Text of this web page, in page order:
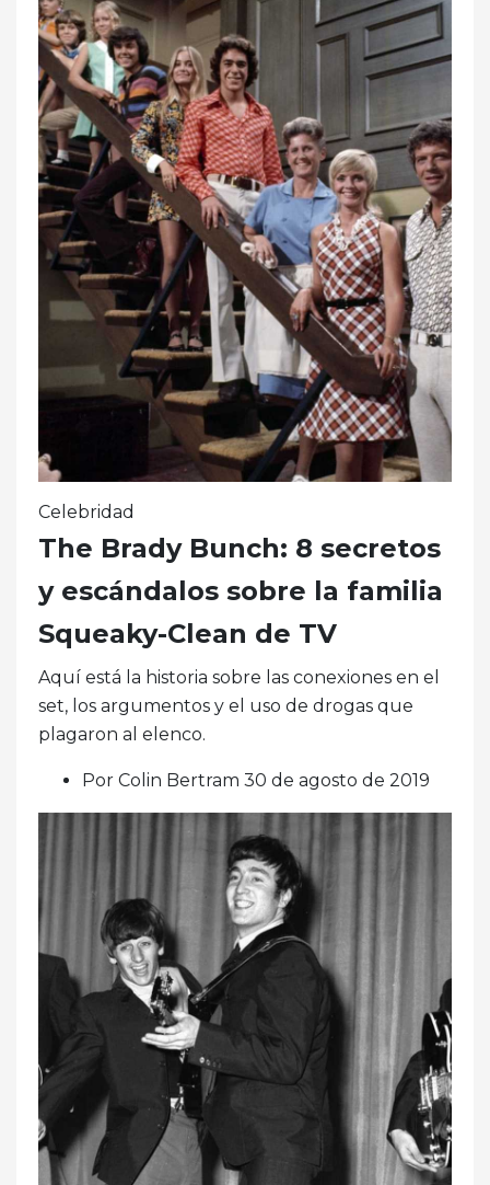
Celebridad
The Brady Bunch: 8 secretos
y escándalos sobre la familia
Squeaky-Clean de TV
Aquí está la historia sobre las conexiones en el
set, los argumentos y el uso de drogas que
plagaron al elenco.
Por Colin Bertram 30 de agosto de 2019